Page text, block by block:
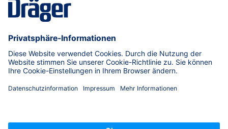
Communities
Zahlungsarten
Versand